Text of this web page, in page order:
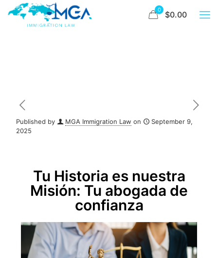
0 $0.00
Published by MGA Immigration Law on
September 9,
2025
Tu Historia es nuestra
Misión: Tu abogada de
confianza